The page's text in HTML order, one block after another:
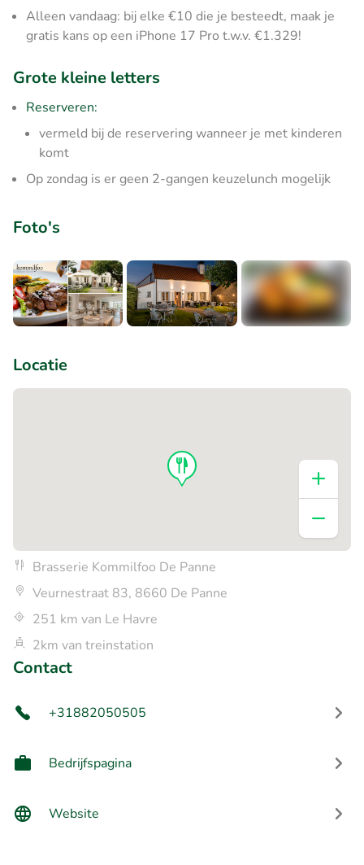
Alleen vandaag: bij elke €10 die je besteedt, maak je
gratis kans op een iPhone 17 Pro t.w.v. €1.329!
Grote kleine letters
Reserveren:
vermeld bij de reservering wanneer je met kinderen
komt
Op zondag is er geen 2-gangen keuzelunch mogelijk
Foto's
Locatie
Brasserie Kommilfoo De Panne
Veurnestraat 83, 8660 De Panne
251 km van Le Havre
2km van treinstation
Contact
+31882050505
Bedrijfspagina
Website